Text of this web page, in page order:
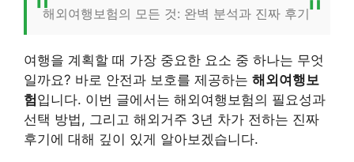
해외여행보험의 모든 것: 완벽 분석과 진짜 후기
여행을 계획할 때 가장 중요한 요소 중 하나는 무엇
일까요? 바로 안전과 보호를 제공하는 해외여행보
험입니다. 이번 글에서는 해외여행보험의 필요성과
선택 방법, 그리고 해외거주 3년 차가 전하는 진짜
후기에 대해 깊이 있게 알아보겠습니다.